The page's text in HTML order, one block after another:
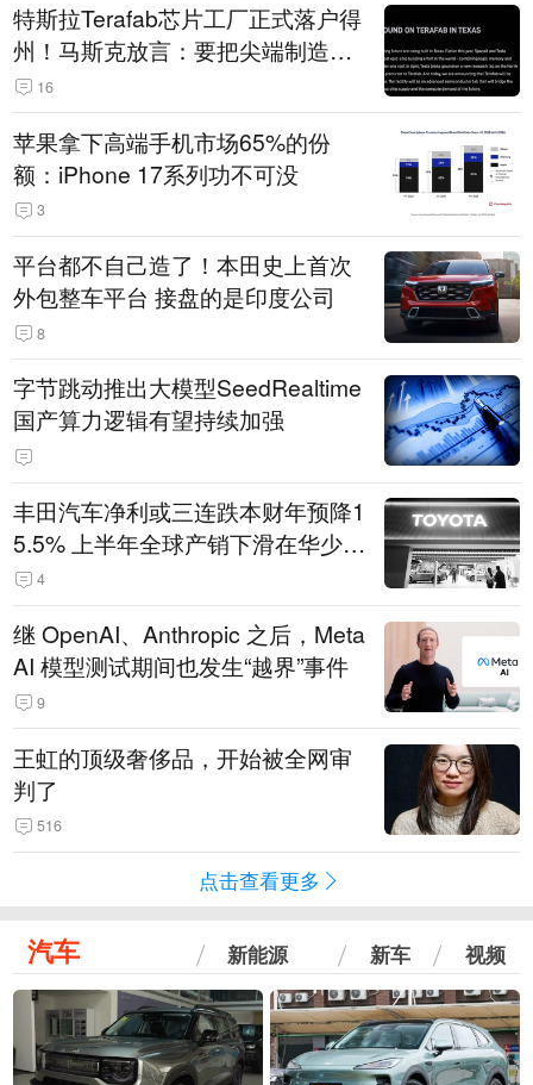
特斯拉Terafab芯片工厂正式落户得
州！马斯克放言：要把尖端制造带
回美国
16
苹果拿下高端手机市场65%的份
额：iPhone 17系列功不可没
3
平台都不自己造了！本田史上首次
外包整车平台 接盘的是印度公司
8
字节跳动推出大模型SeedRealtime
国产算力逻辑有望持续加强
丰田汽车净利或三连跌本财年预降1
5.5% 上半年全球产销下滑在华少卖
14.3万辆
4
继 OpenAI、Anthropic 之后，Meta
AI 模型测试期间也发生“越界”事件
9
王虹的顶级奢侈品，开始被全网审
判了
516
点击查看更多
汽车 新能源 新车 视频